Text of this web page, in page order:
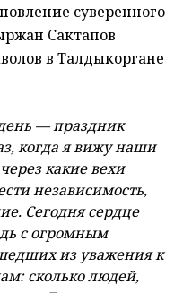
суверенного
Сактапов
в Талдыкоргане
день — праздник
когда я вижу наши
какие вехи
независимость,
Сегодня сердце
с огромным
из уважения к
сколько людей,